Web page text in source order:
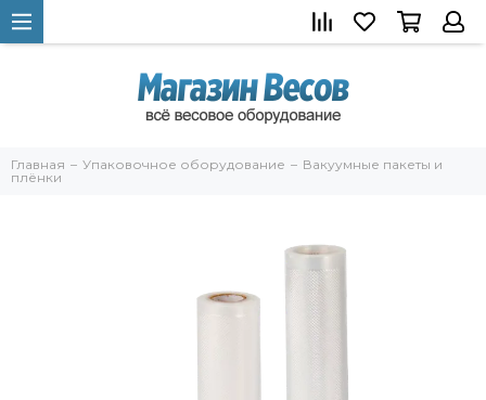
Главная Упаковочное оборудование
Вакуумные пакеты и
плёнки